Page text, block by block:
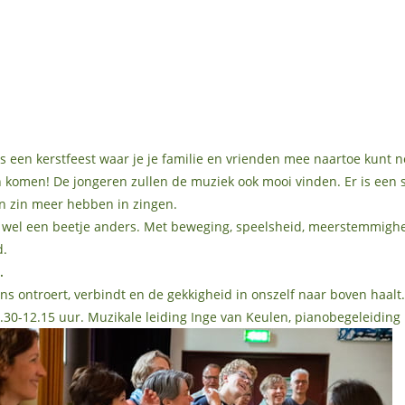
een kerstfeest waar je je familie en vrienden mee naartoe kunt
De jongeren zullen de muziek ook mooi vinden. Er is een
zin meer hebben in zingen.
een beetje anders. Met beweging, speelsheid,
ontroert, verbindt en de gekkigheid in onszelf naar boven
12.15 uur. Muzikale leiding Inge van Keulen, pianobegeleiding